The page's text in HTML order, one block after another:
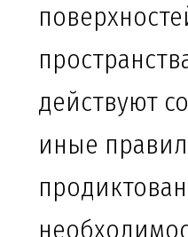
действуют
иные